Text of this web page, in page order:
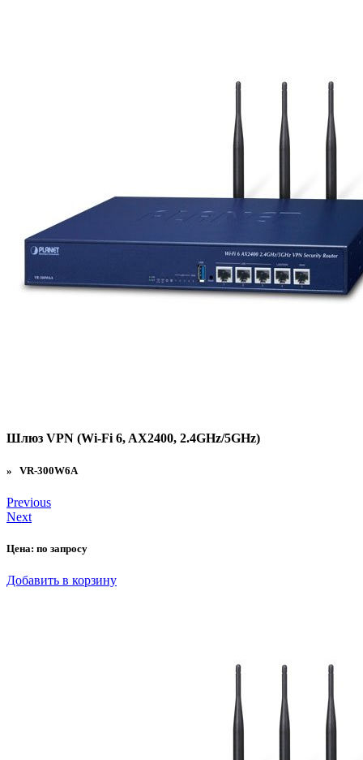
Шлюз VPN (Wi-Fi 6, AX2400, 2.4GHz/5GHz)
» VR-300W6A
Previous
Next
Цена: по запросу
Добавить в корзину